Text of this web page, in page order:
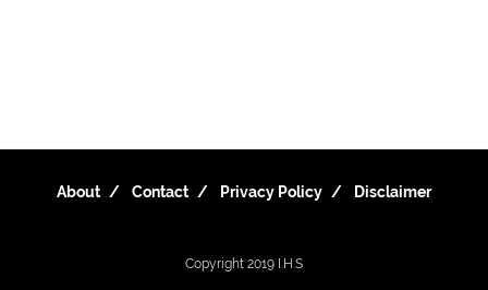
About Contact Privacy Policy Disclaimer
Copyright 2019 I.H.S